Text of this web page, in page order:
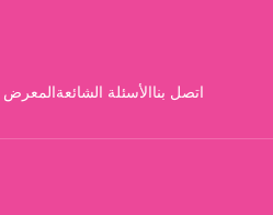
المعرضالأسئلة الشائعةاتصل بنا